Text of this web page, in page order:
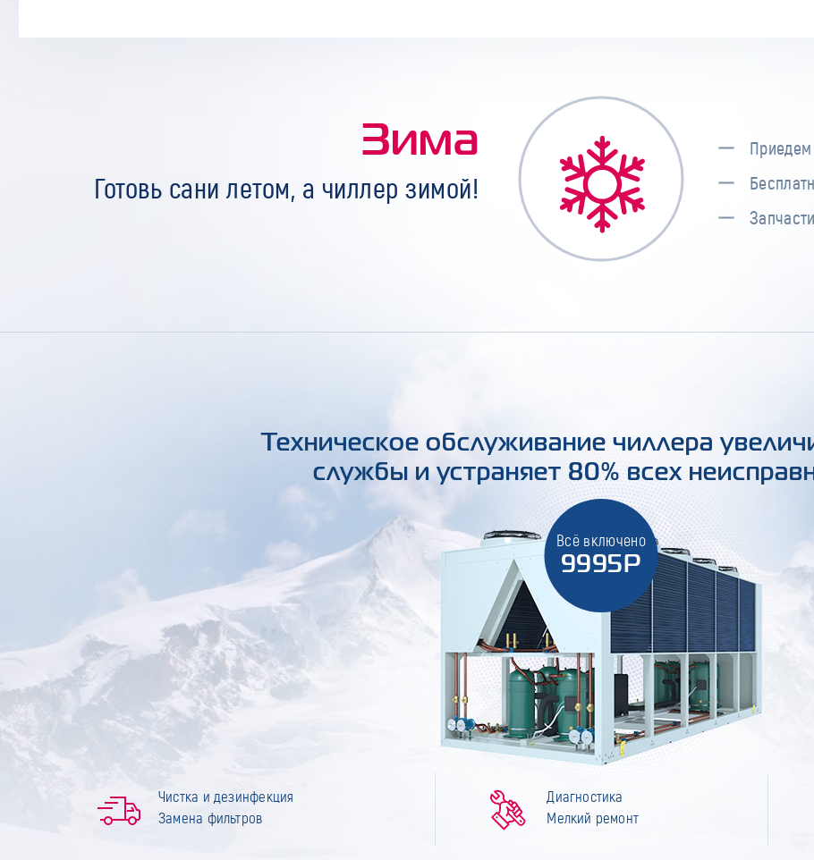
Зима
Готовь сани летом, а чиллер зимой!
Техническое обслуживание чиллера
службы и устраняет 80% всех
Всё включено
9995Р
Чистка и дезинфекция
Замена фильтров
Диагностика
Мелкий ремонт